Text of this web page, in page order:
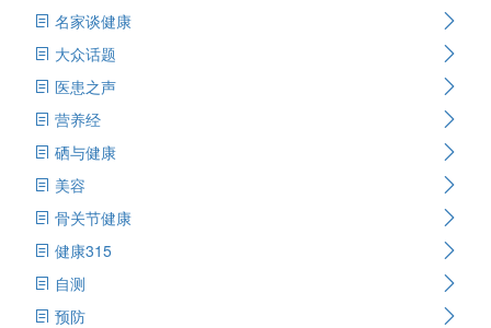
名家谈健康
大众话题
医患之声
营养经
硒与健康
美容
骨关节健康
健康315
自测
预防